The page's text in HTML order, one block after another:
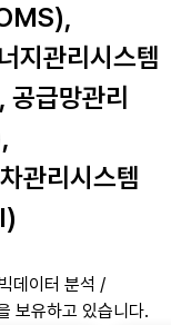
지관리시스템
급망관리
관리시스템
데이터 분석 /
보유하고 있습니다.